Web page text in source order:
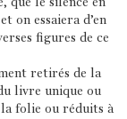
que le silence en
on essaiera d’en
figures de ce
retirés de la
livre unique ou
folie ou réduits à